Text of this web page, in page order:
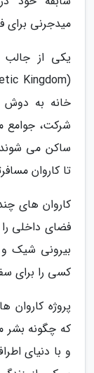
میدجرنی برای
یکی از جالب
خانه به دوش
شرکت، جوامع
ساکن می شوند
تا کاروان
کاروان های
فضای داخلی
بیرونی شیک و
کسی را برای
پروژه
که چگونه بشر
و با دنیای